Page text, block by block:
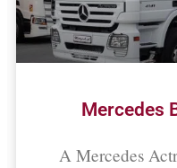
Mercedes
A Mercedes